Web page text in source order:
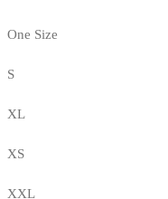
One Size
S
XL
XS
XXL